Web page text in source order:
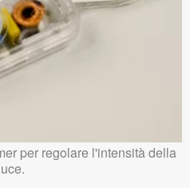
per regolare l'intensità della